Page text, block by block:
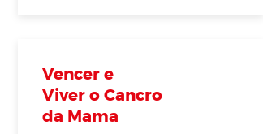
Vencer e
Viver o Cancro
da Mama